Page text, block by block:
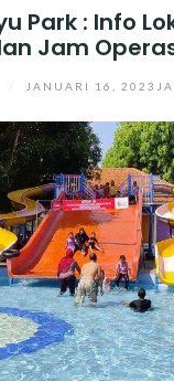
Park : Info
Jam
JANUARI 16, 2023